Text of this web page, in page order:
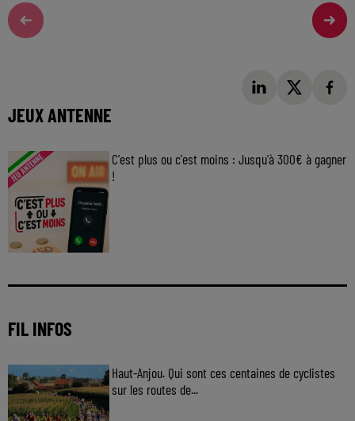
JEUX ANTENNE
C'est plus ou c'est moins : Jusqu'à 300€ à gagner
!
FIL INFOS
Haut-Anjou. Qui sont ces centaines de cyclistes
sur les routes de...